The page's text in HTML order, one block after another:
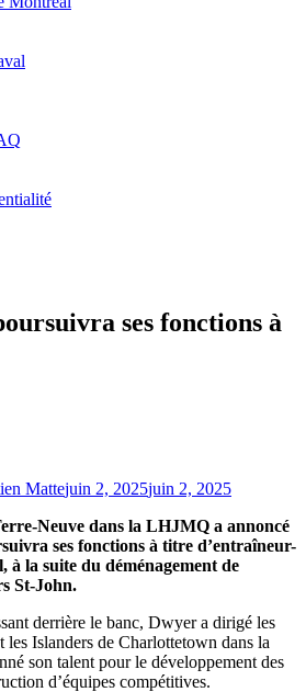
ses fonctions à
Mattejuin 2, 2025juin 2, 2025
Neuve dans la LHJMQ a annoncé
ses fonctions à titre d’entraîneur-
à la suite du déménagement de
St-John.
derrière le banc, Dwyer a dirigé les
les Islanders de Charlottetown dans la
son talent pour le développement des
d’équipes compétitives.